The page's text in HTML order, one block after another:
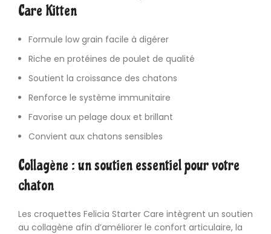
Care Kitten
Formule low grain facile à digérer
Riche en protéines de poulet de qualité
Soutient la croissance des chatons
Renforce le système immunitaire
Favorise un pelage doux et brillant
Convient aux chatons sensibles
Collagène : un soutien essentiel pour votre
chaton
Les croquettes Felicia Starter Care intègrent un soutien
au collagène afin d’améliorer le confort articulaire, la